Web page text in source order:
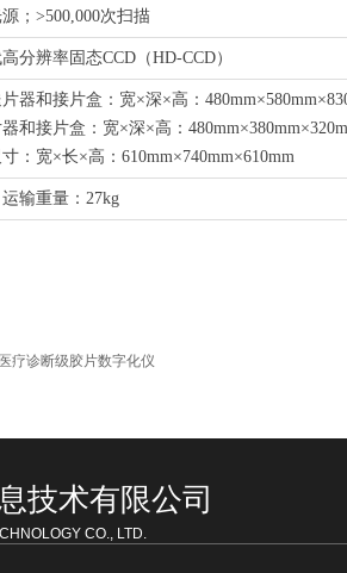
医疗诊断级胶片数字化仪
；>500,000次扫描
分辨率固态CCD（HD-CCD）
器和接片盒：宽×深×高：
和接片盒：宽×深×高：
：宽×长×高：610mm×740mm×610mm
输重量：27kg
技术有限公司
CO., LTD.